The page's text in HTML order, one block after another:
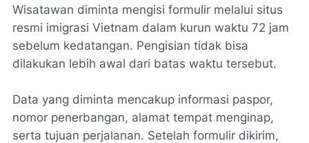
Wisatawan diminta mengisi formulir melalui situs
resmi imigrasi Vietnam dalam kurun waktu 72 jam
sebelum kedatangan. Pengisian tidak bisa
dilakukan lebih awal dari batas waktu tersebut.
Data yang diminta mencakup informasi paspor,
nomor penerbangan, alamat tempat menginap,
serta tujuan perjalanan. Setelah formulir dikirim,